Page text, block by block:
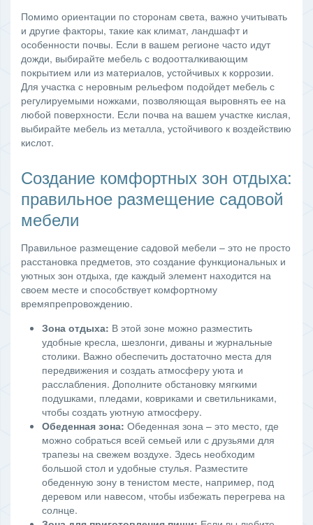
Помимо ориентации по сторонам света, важно учитывать
и другие факторы, такие как климат, ландшафт и
особенности почвы. Если в вашем регионе часто идут
дожди, выбирайте мебель с водоотталкивающим
покрытием или из материалов, устойчивых к коррозии.
Для участка с неровным рельефом подойдет мебель с
регулируемыми ножками, позволяющая выровнять ее на
любой поверхности. Если почва на вашем участке кислая,
выбирайте мебель из металла, устойчивого к воздействию
кислот.
Создание комфортных зон отдыха:
правильное размещение садовой
мебели
Правильное размещение садовой мебели – это не просто
расстановка предметов, это создание функциональных и
уютных зон отдыха, где каждый элемент находится на
своем месте и способствует комфортному
времяпрепровождению.
Зона отдыха: В этой зоне можно разместить
удобные кресла, шезлонги, диваны и журнальные
столики. Важно обеспечить достаточно места для
передвижения и создать атмосферу уюта и
расслабления. Дополните обстановку мягкими
подушками, пледами, ковриками и светильниками,
чтобы создать уютную атмосферу.
Обеденная зона: Обеденная зона – это место, где
можно собраться всей семьей или с друзьями для
трапезы на свежем воздухе. Здесь необходим
большой стол и удобные стулья. Разместите
обеденную зону в тенистом месте, например, под
деревом или навесом, чтобы избежать перегрева на
солнце.